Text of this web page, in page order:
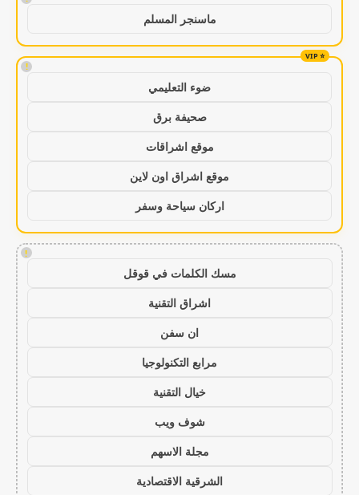
ماسنجر المسلم
!
ضوء التعليمي
صحيفة برق
موقع اشراقات
موقع اشراق اون لاين
اركان سياحة وسفر
!
مسك الكلمات في قوقل
اشراق التقنية
ان سفن
مرابع التكنولوجيا
خيال التقنية
شوف ويب
مجلة الاسهم
الشرقية الاقتصادية